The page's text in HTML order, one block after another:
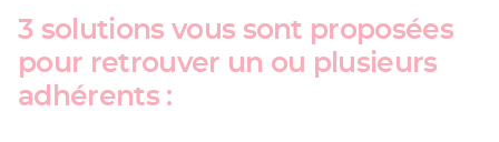
3 solutions vous sont proposées
pour retrouver un ou plusieurs
adhérents :